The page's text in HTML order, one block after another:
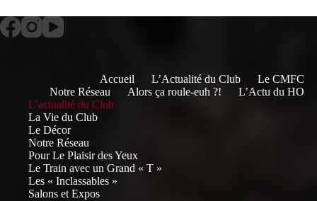
Accueil L’Actualité du Club
Le CMFC
Notre Réseau
Alors ça roule-euh ?!
L’Actu du HO
L’actualité du Club
La Vie du Club
Le Décor
Notre Réseau
Pour Le Plaisir des Yeux
Le Train avec un Grand « T »
Les « Inclassables »
Salons et Expos